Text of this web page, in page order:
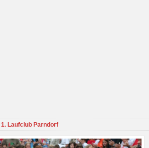
1. Laufclub Parndorf